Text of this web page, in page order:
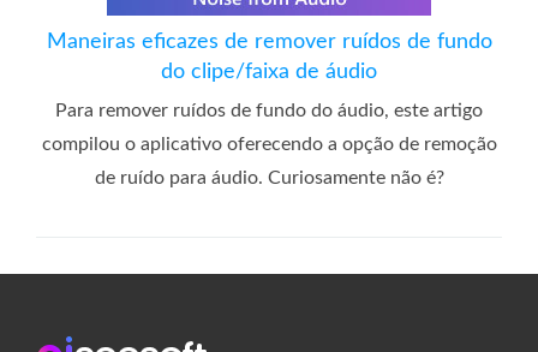
Maneiras eficazes de remover ruídos de fundo
do clipe/faixa de áudio
Para remover ruídos de fundo do áudio, este artigo
compilou o aplicativo oferecendo a opção de remoção
de ruído para áudio. Curiosamente não é?